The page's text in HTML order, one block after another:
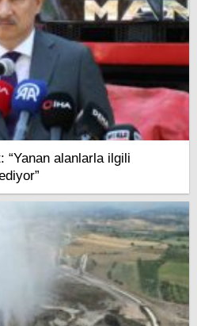
“Yanan alanlarla ilgili